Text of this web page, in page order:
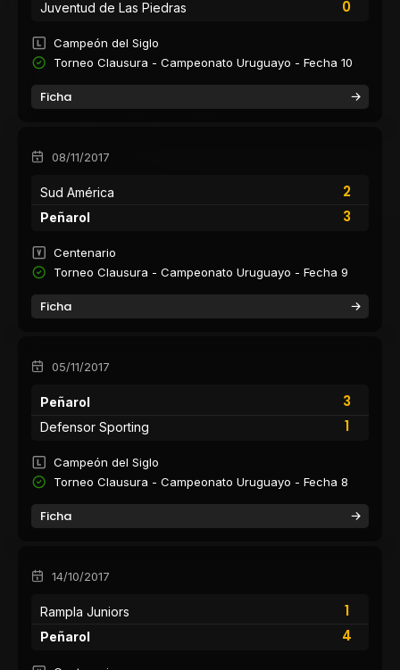
0
Juventud de Las Piedras
Campeón del Siglo
Torneo Clausura - Campeonato Uruguayo - Fecha 10
Ficha
08/11/2017
Sud América
2
3
Peñarol
Centenario
Torneo Clausura - Campeonato Uruguayo - Fecha 9
Ficha
05/11/2017
Peñarol
3
1
Defensor Sporting
Campeón del Siglo
Torneo Clausura - Campeonato Uruguayo - Fecha 8
Ficha
14/10/2017
Rampla Juniors
1
4
Peñarol